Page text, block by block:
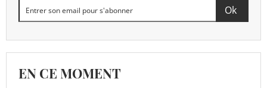
EN CE MOMENT